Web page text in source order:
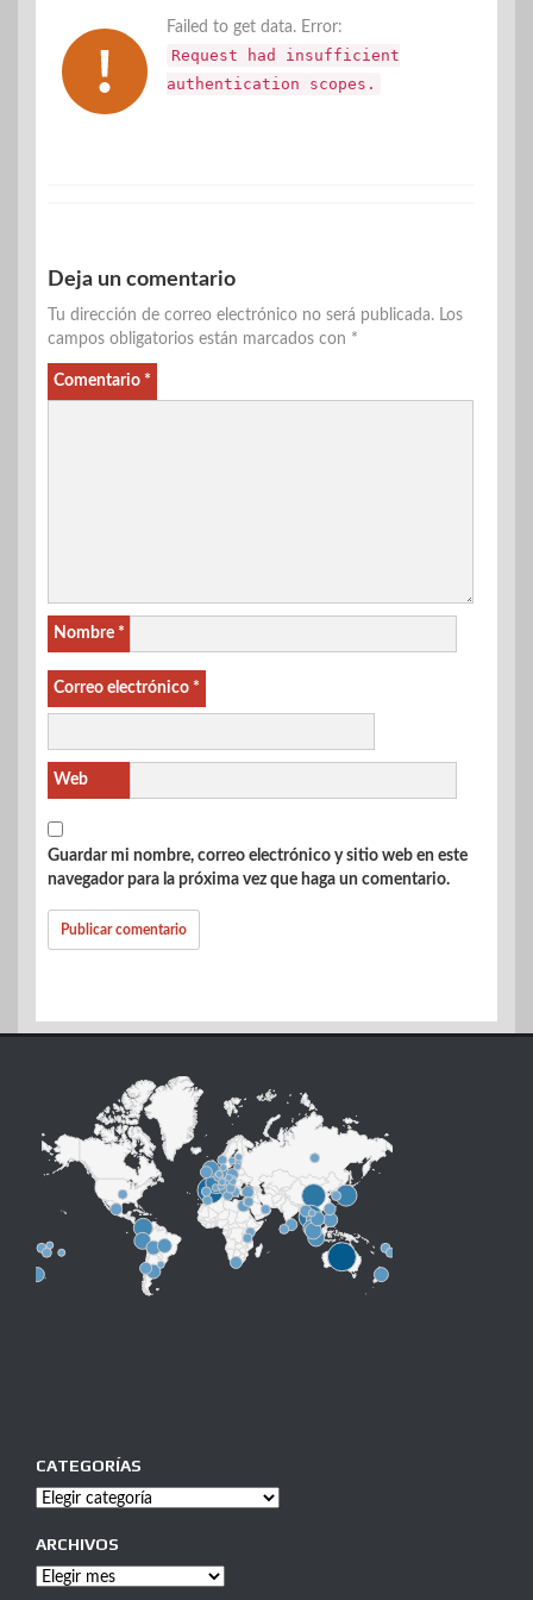
Failed to get data. Error:
Request had insufficient
authentication scopes.
Deja un comentario
Tu dirección de correo electrónico no será publicada. Los
campos obligatorios están marcados con *
Comentario *
Nombre *
Correo electrónico *
Web
Guardar mi nombre, correo electrónico y sitio web en este
navegador para la próxima vez que haga un comentario.
CATEGORÍAS
Categorías
ARCHIVOS
Archivos